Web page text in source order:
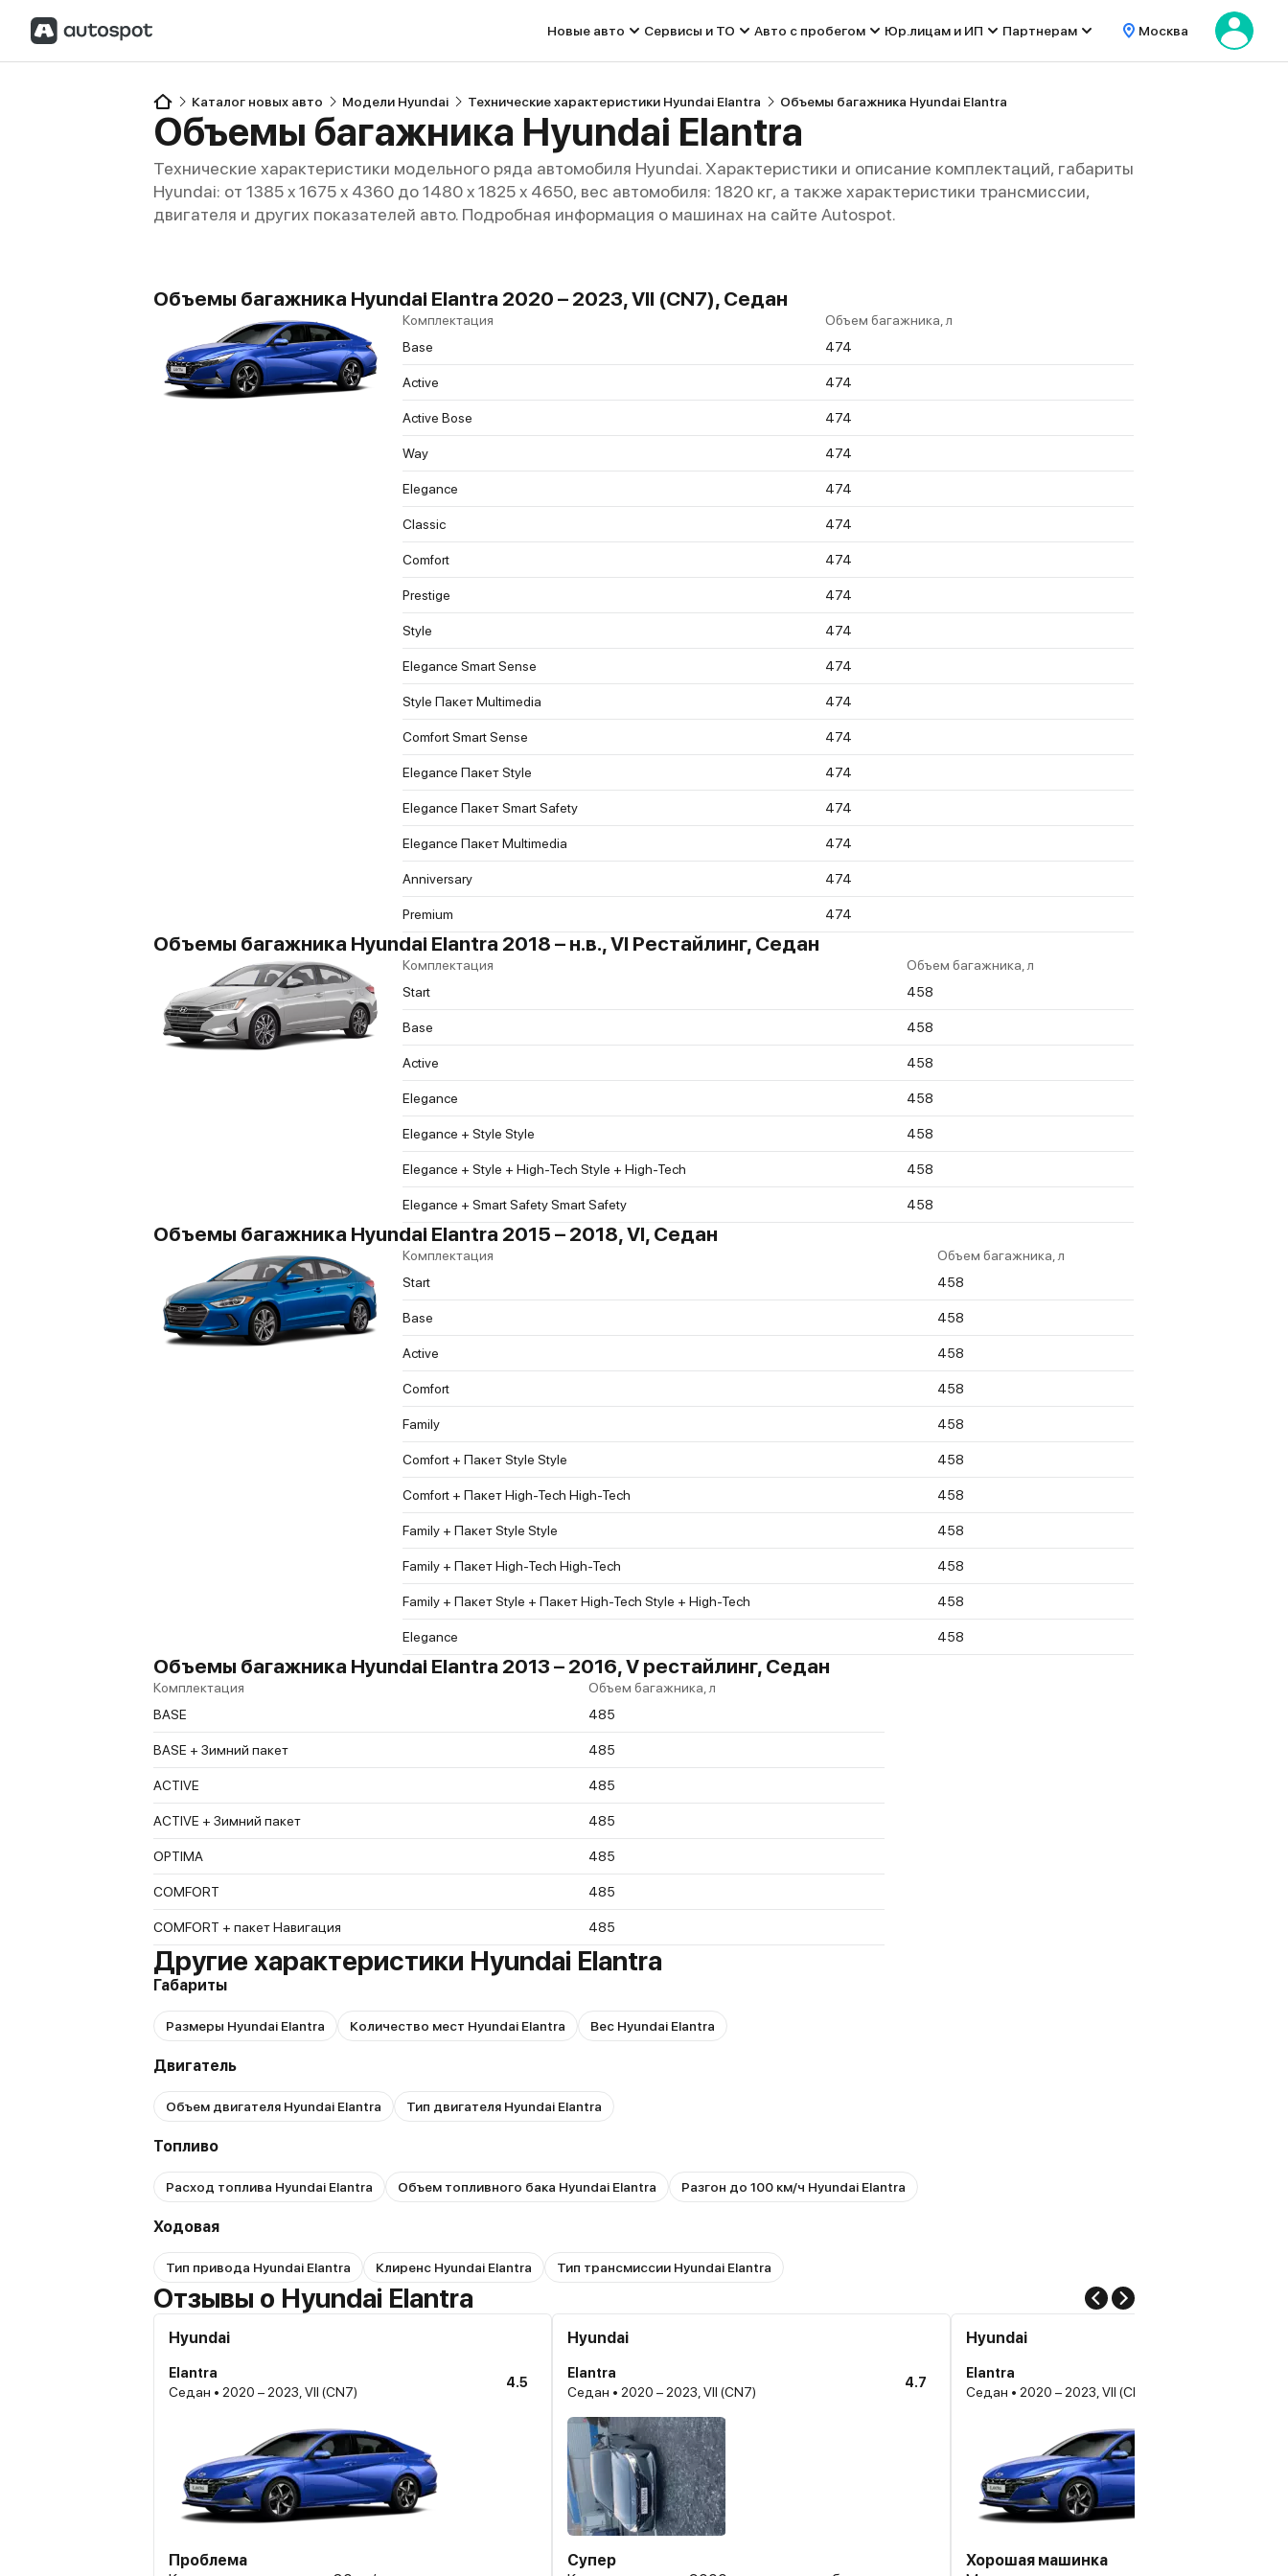
Новые авто Сервисы и ТО Авто с пробегом Юр.лицам и ИП Партнерам Москва
Каталог новых авто Модели Hyundai Технические характеристики Hyundai Elantra Объемы багажника Hyundai Elantra
Объемы багажника Hyundai Elantra
Технические характеристики модельного ряда автомобиля Hyundai. Характеристики и описание комплектаций, габариты
Hyundai: от 1385 x 1675 x 4360 до 1480 x 1825 x 4650, вес автомобиля: 1820 кг, а также характеристики трансмиссии,
двигателя и других показателей авто. Подробная информация о машинах на сайте Autospot.
Объемы багажника Hyundai Elantra 2020 – 2023, VII (CN7), Седан
Комплектация
Объем багажника, л
Base
474
Active 474
Active Bose 474
Way 474
Elegance 474
Classic 474
Comfort 474
Prestige 474
Style 474
Elegance Smart Sense 474
Style Пакет Multimedia 474
Comfort Smart Sense 474
Elegance Пакет Style 474
Elegance Пакет Smart Safety 474
Elegance Пакет Multimedia 474
Anniversary 474
Premium 474
Объемы багажника Hyundai Elantra 2018 – н.в., VI Рестайлинг, Седан
Комплектация
Объем багажника, л
Start
458
Base 458
Active 458
Elegance 458
Elegance + Style Style 458
Elegance + Style + High-Tech Style + High-Tech 458
Elegance + Smart Safety Smart Safety 458
Объемы багажника Hyundai Elantra 2015 – 2018, VI, Седан
Комплектация
Объем багажника, л
Start
458
Base 458
Active 458
Comfort 458
Family 458
Comfort + Пакет Style Style 458
Comfort + Пакет High-Tech High-Tech 458
Family + Пакет Style Style 458
Family + Пакет High-Tech High-Tech 458
Family + Пакет Style + Пакет High-Tech Style + High-Tech 458
Elegance 458
Объемы багажника Hyundai Elantra 2013 – 2016, V рестайлинг, Седан
Комплектация
Объем багажника, л
BASE
485
BASE + Зимний пакет 485
ACTIVE 485
ACTIVE + Зимний пакет 485
OPTIMA 485
COMFORT 485
COMFORT + пакет Навигация 485
Другие характеристики Hyundai Elantra
Габариты
Размеры Hyundai Elantra Количество мест Hyundai Elantra Вес Hyundai Elantra
Двигатель
Объем двигателя Hyundai Elantra Тип двигателя Hyundai Elantra
Топливо
Расход топлива Hyundai Elantra Объем топливного бака Hyundai Elantra Разгон до 100 км/ч Hyundai Elantra
Ходовая
Тип привода Hyundai Elantra Клиренс Hyundai Elantra Тип трансмиссии Hyundai Elantra
Отзывы о Hyundai Elantra
Hyundai
Elantra
Седан • 2020 – 2023, VII (CN7)
4.5
Проблема
Hyundai
Elantra
Седан • 2020 – 2023, VII (CN7)
4.7
Супер
Hyundai
Elantra
Седан • 2020 – 2023, VII (CN7)
Хорошая машинка